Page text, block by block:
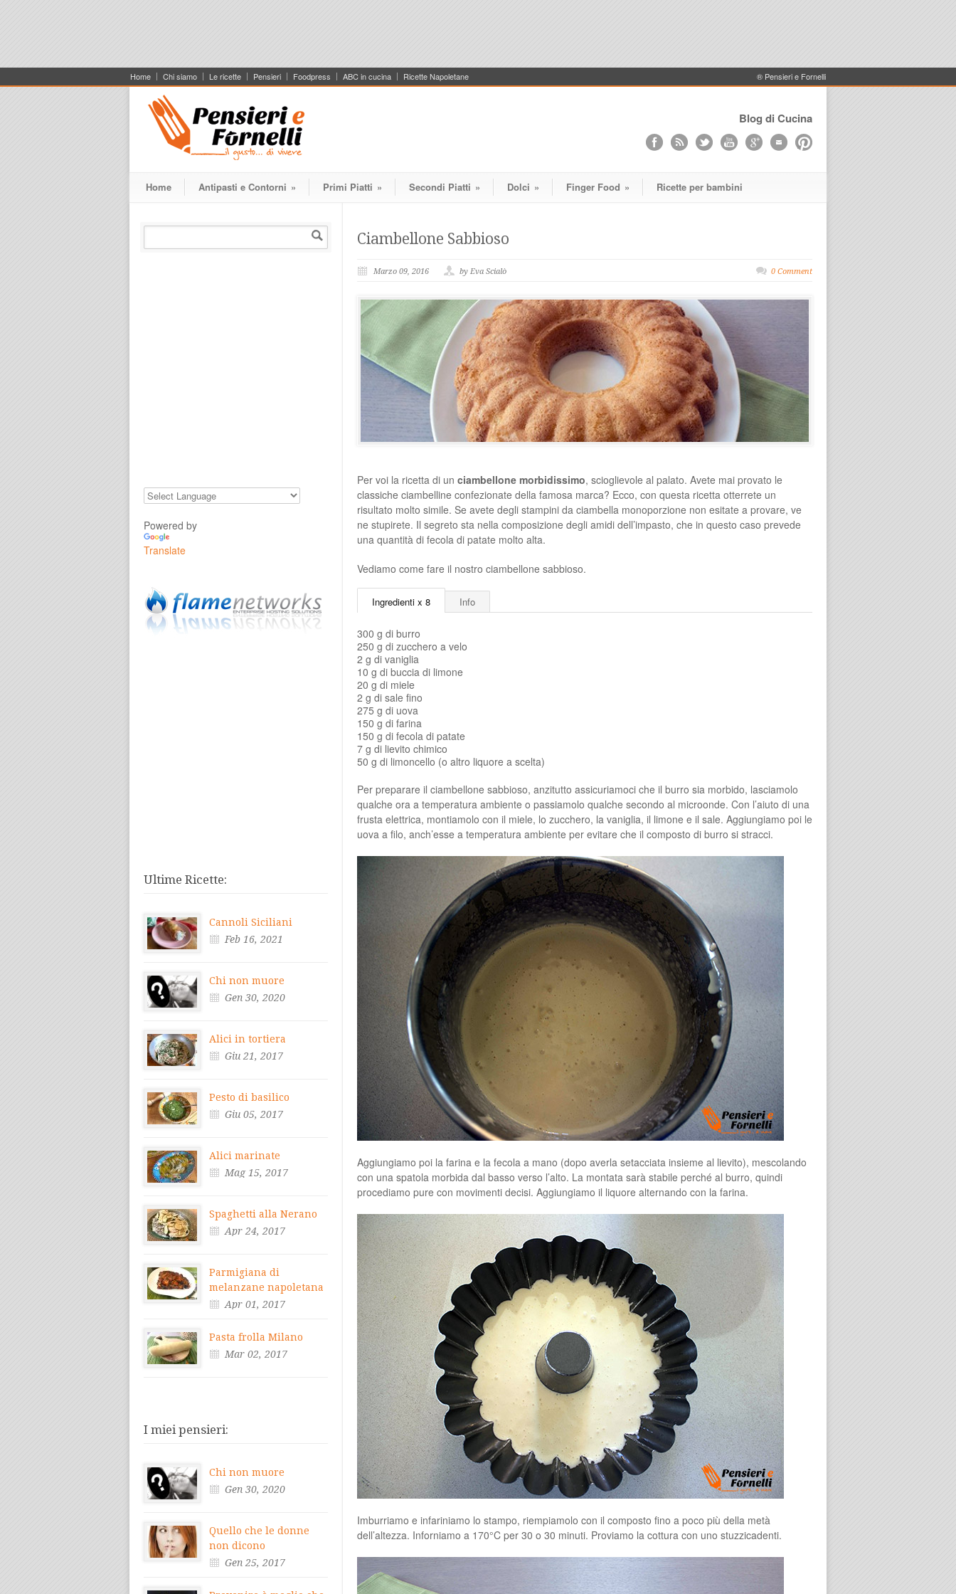
Home Chi siamo Le ricette Pensieri Foodpress ABC in cucina Ricette Napoletane ® Pensieri e Fornelli
Blog di Cucina
Home Antipasti e Contorni » Primi Piatti » Secondi Piatti » Dolci » Finger Food » Ricette per bambini
Ciambellone Sabbioso
Marzo 09, 2016 by Eva Scialò 0 Comment
Per voi la ricetta di un ciambellone morbidissimo, scioglievole al palato. Avete mai provato le
classiche ciambelline confezionate della famosa marca? Ecco, con questa ricetta otterrete un
risultato molto simile. Se avete degli stampini da ciambella monoporzione non esitate a provare, ve
ne stupirete. Il segreto sta nella composizione degli amidi dell’impasto, che in questo caso prevede
una quantità di fecola di patate molto alta.
Vediamo come fare il nostro ciambellone sabbioso.
Ingredienti x 8 Info
300 g di burro
250 g di zucchero a velo
2 g di vaniglia
10 g di buccia di limone
20 g di miele
2 g di sale fino
275 g di uova
150 g di farina
150 g di fecola di patate
7 g di lievito chimico
50 g di limoncello (o altro liquore a scelta)
Per preparare il ciambellone sabbioso, anzitutto assicuriamoci che il burro sia morbido, lasciamolo
qualche ora a temperatura ambiente o passiamolo qualche secondo al microonde. Con l’aiuto di una
frusta elettrica, montiamolo con il miele, lo zucchero, la vaniglia, il limone e il sale. Aggiungiamo poi le
uova a filo, anch’esse a temperatura ambiente per evitare che il composto di burro si stracci.
Aggiungiamo poi la farina e la fecola a mano (dopo averla setacciata insieme al lievito), mescolando
con una spatola morbida dal basso verso l’alto. La montata sarà stabile perché al burro, quindi
procediamo pure con movimenti decisi. Aggiungiamo il liquore alternando con la farina.
Imburriamo e infariniamo lo stampo, riempiamolo con il composto fino a poco più della metà
dell’altezza. Inforniamo a 170°C per 30 o 30 minuti. Proviamo la cottura con uno stuzzicadenti.
Powered by
Translate
Ultime Ricette:
Cannoli Siciliani
Feb 16, 2021
Chi non muore
Gen 30, 2020
Alici in tortiera
Giu 21, 2017
Pesto di basilico
Giu 05, 2017
Alici marinate
Mag 15, 2017
Spaghetti alla Nerano
Apr 24, 2017
Parmigiana di
melanzane napoletana
Apr 01, 2017
Pasta frolla Milano
Mar 02, 2017
I miei pensieri:
Chi non muore
Gen 30, 2020
Quello che le donne
non dicono
Gen 25, 2017